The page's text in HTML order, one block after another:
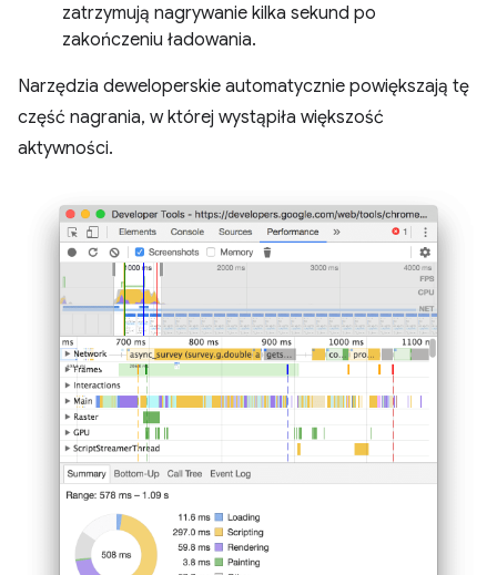
zatrzymują nagrywanie kilka sekund po
zakończeniu ładowania.
Narzędzia deweloperskie automatycznie powiększają tę
część nagrania, w której wystąpiła większość
aktywności.